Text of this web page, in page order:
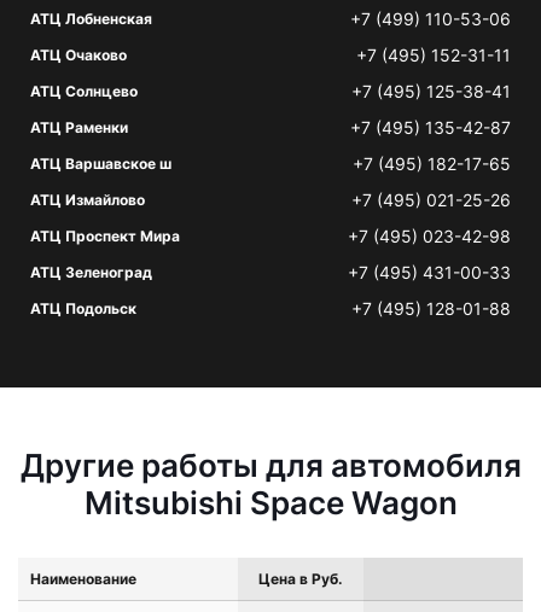
АТЦ Лобненская +7 (499) 110-53-06
АТЦ Очаково +7 (495) 152-31-11
АТЦ Солнцево +7 (495) 125-38-41
АТЦ Раменки +7 (495) 135-42-87
АТЦ Варшавское ш +7 (495) 182-17-65
АТЦ Измайлово +7 (495) 021-25-26
АТЦ Проспект Мира +7 (495) 023-42-98
АТЦ Зеленоград +7 (495) 431-00-33
АТЦ Подольск +7 (495) 128-01-88
Другие работы для автомобиля
Mitsubishi Space Wagon
Наименование Цена в Руб.